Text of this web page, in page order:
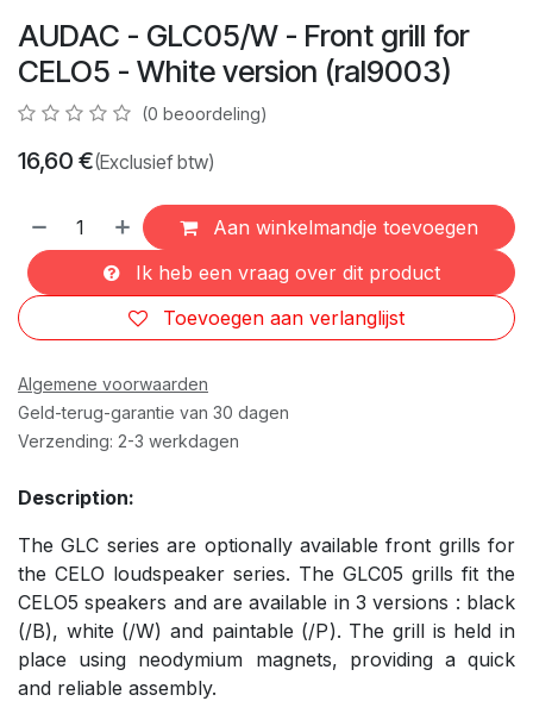
AUDAC - GLC05/W - Front grill for
CELO5 - White version (ral9003)
(0 beoordeling)
16,60 €(Exclusief btw)
Aan winkelmandje toevoegen
Ik heb een vraag over dit product
Toevoegen aan verlanglijst
Algemene voorwaarden
Geld-terug-garantie van 30 dagen
Verzending: 2-3 werkdagen
Description:
The GLC series are optionally available front grills for
the CELO loudspeaker series. The GLC05 grills fit the
CELO5 speakers and are available in 3 versions : black
(/B), white (/W) and paintable (/P). The grill is held in
place using neodymium magnets, providing a quick
and reliable assembly.